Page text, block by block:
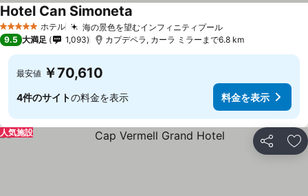
5 ホテルのランク
ホテル 海の景色を望むインフィニティプール
Hotel Can Simoneta
9.5 大満足 1,093 カプデペラ, カーラ ミラーまで6.8 km
最安値 ￥70,610
4件のサイトの料金を表示 料金を表示
シェア お
人気施設